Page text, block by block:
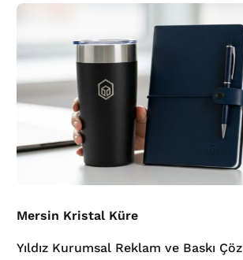
Mersin Kristal Küre
Yıldız Kurumsal Reklam ve Baskı